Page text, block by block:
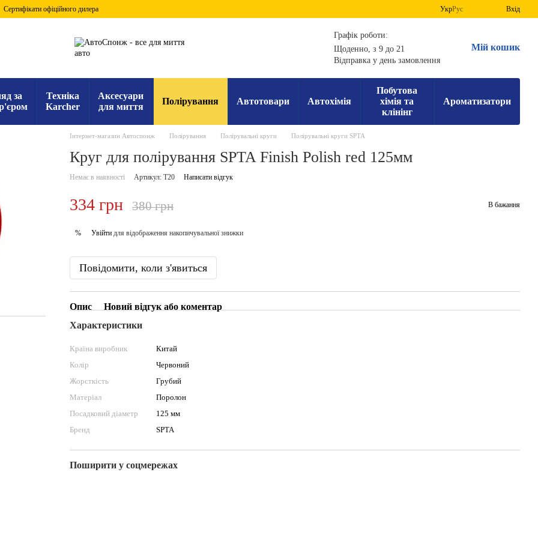
Сертифікати офіційного дилера УкрРус Вхід
Графік роботи:
Щоденно, з 9 до 21
Відправка у день замовлення
Мій кошик
за
Техніка
Karcher
Аксесуари
для миття
Полірування Автотовари Автохімія
Побутова
хімія та
клінінг
Ароматизатори
Інтернет-магазин Автоспонж Полірування Полірувальні круги Полірувальні круги SPTA
Круг для полірування SPTA Finish Polish red 125мм
Немає в наявності Артикул: T20 Написати відгук
334 грн 380 грн В бажання
% Увійтидля відображення накопичувальної знижки
Повідомити, коли з'явиться
Опис
Новий відгук або коментар
Характеристики
Країна виробник
Китай
Колір
Червоний
Жорсткість
Грубий
Матеріал
Поролон
Посадковий діаметр
125 мм
Бренд
SPTA
Поширити у соцмережах